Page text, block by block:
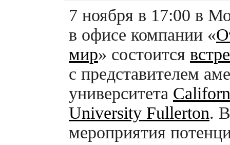
7 ноября в 17:00 в
в офисе компании «
мир» состоится
с представителем
университета
University Fullerton.
мероприятия